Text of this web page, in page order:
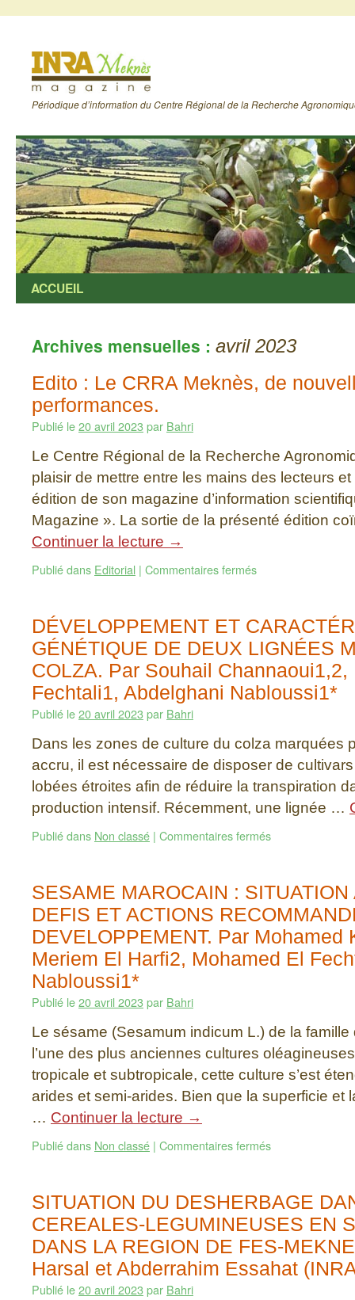
Périodique d’information du Centre Régional de la Recherche
ACCUEIL
Archives mensuelles : avril 2023
Edito : Le CRRA Meknès, de
performances.
Publié le20 avril 2023par Bahri
Le Centre Régional de la Recherche
plaisir de mettre entre les mains des lecteurs
édition de son magazine d’information
Magazine ». La sortie de la présenté édition
Continuer la lecture →
Publié dans Editorial | Commentaires fermés
DÉVELOPPEMENT ET
GÉNÉTIQUE DE DEUX LIGNÉES
COLZA. Par Souhail
Fechtali1, Abdelghani Nabloussi1*
Publié le20 avril 2023par Bahri
Dans les zones de culture du colza marquées
accru, il est nécessaire de disposer de
lobées étroites afin de réduire la transpiration
production intensif. Récemment, une lignée …
Publié dans Non classé | Commentaires fermés
SESAME MAROCAIN :
DEFIS ET ACTIONS
DEVELOPPEMENT. Par Mohamed
Meriem El Harfi2, Mohamed El
Nabloussi1*
Publié le20 avril 2023par Bahri
Le sésame (Sesamum indicum L.) de la
l’une des plus anciennes cultures
tropicale et subtropicale, cette culture s’est
arides et semi-arides. Bien que la superficie et
… Continuer la lecture →
Publié dans Non classé | Commentaires fermés
SITUATION DU DESHERBAGE
CEREALES-LEGUMINEUSES EN
DANS LA REGION DE FES-
Harsal et Abderrahim Essahat
Publié le20 avril 2023par Bahri